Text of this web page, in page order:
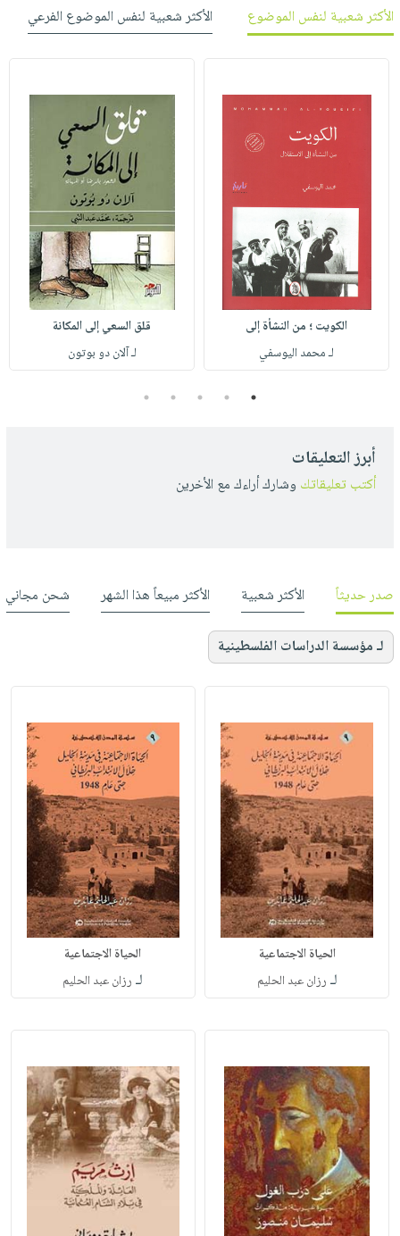
الأكثر شعبية لنفس الموضوع الأكثر شعبية لنفس الموضوع الفرعي
الكويت ؛ من النشأة إلى
لـ محمد اليوسفي
قلق السعي إلى المكانة
لـ آلان دو بوتون
1
2
3
4
5
أبرز التعليقات
أكتب تعليقاتك وشارك أراءك مع الأخرين
صدر حديثاً الأكثر شعبية الأكثر مبيعاً هذا الشهر شحن مجاني
لـ مؤسسة الدراسات الفلسطينية
الحياة الاجتماعية
لـ رزان عبد الحليم
الحياة الاجتماعية
لـ رزان عبد الحليم